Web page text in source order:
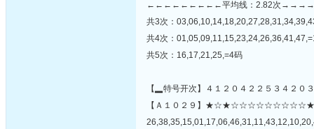
←←←←←←←←←平均线：2.82次
共3次：
共4次：
共5次：16,17,21,25,=4码
【▂特号开次】４１２０４２２５３４２０
【Ａ１０２９】